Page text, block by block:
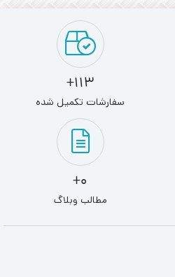
113+
سفارشات تکمیل شده
0+
مطالب وبلاگ